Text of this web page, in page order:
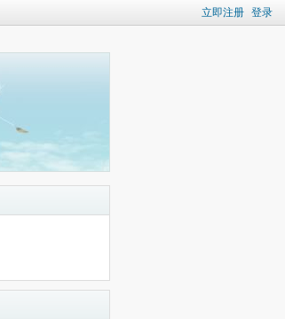
立即注册 登录